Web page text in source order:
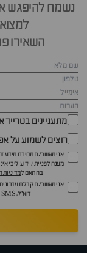
נשמח להיפגש
השאירו
מתעניינים בטרייד
רוצים לשמוע על
אני מאשר/ת מסירת מידע
מענה לפנייתי. ידוע לי כי
בהתאם למדיניות
אני מאשר/ת קבלת עדכונים,
דוא״ל, SMS ו-WhatsApp. ידוע לי כי באפשרותי לבטל הסכמה זו בכל עת.